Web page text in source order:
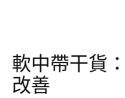
軟中帶干貨
改善